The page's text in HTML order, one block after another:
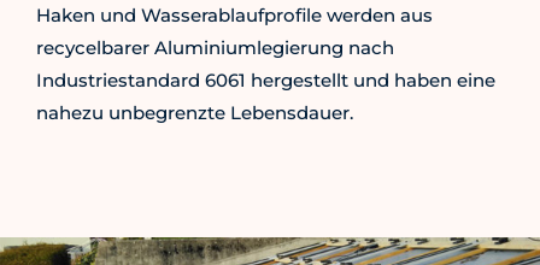
Haken und Wasserablaufprofile werden aus
recycelbarer Aluminiumlegierung nach
Industriestandard 6061 hergestellt und haben eine
nahezu unbegrenzte Lebensdauer.